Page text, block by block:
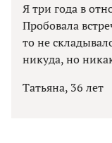
Я три года в
Пробовала
то не
никуда, но
Татьяна, 36 лет